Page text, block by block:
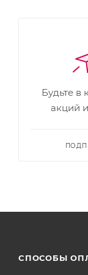
Будьте в
акций
CПОСОБЫ